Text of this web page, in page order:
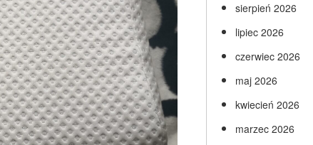
sierpień 2026
lipiec 2026
czerwiec 2026
maj 2026
kwiecień 2026
marzec 2026